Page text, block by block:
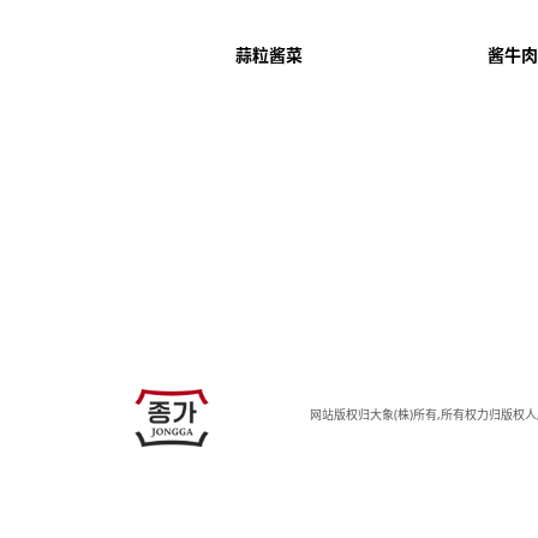
蒜粒酱菜 酱牛
JJONGGA 网站版权归大象(株)所有,所有权力归版权